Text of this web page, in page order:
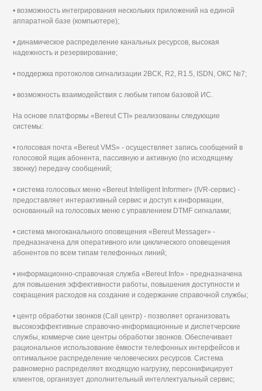
• возможность интегрирования нескольких приложений на единой
аппаратной базе (компьютере);
• динамическое распределение канальных ресурсов, высокая
надежность и резервирование;
• поддержка протоколов сигнализации 2ВСК, R2, R1.5, ISDN, ОКС №7;
• возможность взаимодействия с любым типом базовой ИС.
На основе платформы «Bereut CTI» реализованы следующие
системы:
• голосовая почта «Bereut VMS» - осуществляет запись сообщений в
голосовой ящик абонента, пассивную и активную (по исходящему
звонку) передачу сообщений;
• система голосовых меню «Bereut Intelligent Informer» (IVR-сервис) -
предоставляет интерактивный сервис и доступ к информации,
основанный на голосовых меню с управлением DTMF сигналами;
• система многоканального оповещения «Bereut Messager» -
предназначена для оперативного или циклического оповещения
абонентов по всем типам телефонных линий;
• информационно-справочная служба «Bereut Info» - предназначена
для повышения эффективности работы, повышения доступности и
сокращения расходов на создание и содержание справочной службы;
• центр обработки звонков (Call центр) - позволяет организовать
высокоэффективные справочно-информационные и диспетчерские
службы, коммерче ские центры обработки звонков. Обеспечивает
рациональное использование ёмкости телефонных интерфейсов и
оптимальное распределение человеческих ресурсов. Система
равномерно распределяет входящую нагрузку, персонифицирует
клиентов, организует дополнительный интеллектуальный сервис;